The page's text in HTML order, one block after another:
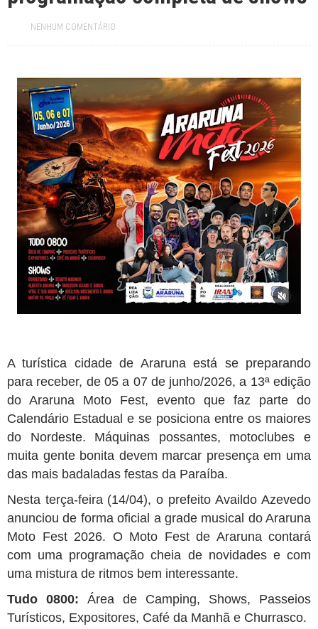
oportunidades incluem Mãe d’Água, Conceição e Assunção
Jul 19, 2026
Pedra da Boca vira passarela para desfile de moda autoral na Paraíba
Jul 08, 2026
Reis e Rainhas do forró serão homenageados no São Pedro de Caiçara
Jul 07, 2026 ExpoSerra Araruna 2026 acontecerá de 10 a 12 de julho
Ago 08, 2026
Câmara Municipal de Tacima realiza 18ª Sessão Ordinária de 2026.
NENHUM COMENTÁRIO
A turística cidade de Araruna está se preparando
para receber, de 05 a 07 de junho/2026, a 13ª edição
do Araruna Moto Fest, evento que faz parte do
Calendário Estadual e se posiciona entre os maiores
do Nordeste. Máquinas possantes, motoclubes e
muita gente bonita devem marcar presença em uma
das mais badaladas festas da Paraíba.
Nesta terça-feira (14/04), o prefeito Availdo Azevedo
anunciou de forma oficial a grade musical do Araruna
Moto Fest 2026. O Moto Fest de Araruna contará
com uma programação cheia de novidades e com
uma mistura de ritmos bem interessante.
Tudo 0800: Área de Camping, Shows, Passeios
Turísticos, Expositores, Café da Manhã e Churrasco.